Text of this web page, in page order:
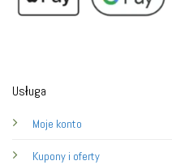
Usługa
Moje konto
Kupony i oferty